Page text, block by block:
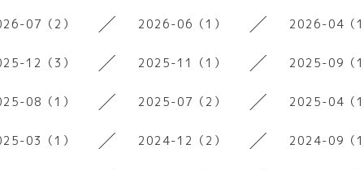
07（2） 2026-06（1） 2026-04（1
12（3） 2025-11（1） 2025-09（1
08（1） 2025-07（2） 2025-04（1
03（1） 2024-12（2） 2024-09（1